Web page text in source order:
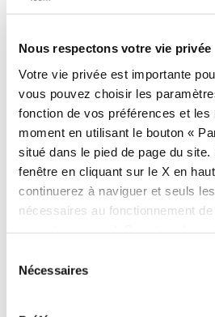
Nous respectons votre vie privée
Votre vie privée est importante
vous pouvez choisir les
fonction de vos préférences et les
moment en utilisant le bouton «
situé dans le pied de page du
fenêtre en cliquant sur le X en
continuerez à naviguer et seuls
nécessaires au fonctionnement
Nécessaires
schedule Durée:24 heures
map Voir sur la